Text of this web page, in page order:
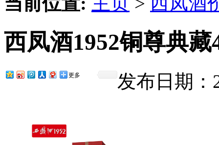
西凤酒1952铜尊典藏
发布日期：
更多